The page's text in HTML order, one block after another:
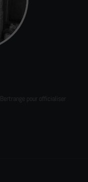
pour officialiser